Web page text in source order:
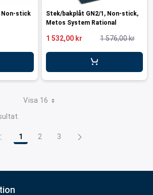
Non-stick
Stek/bakplåt GN2/1, Non-stick,
Metos System Rational
1 576,00 kr
1 532,00 kr
Visa 16
Sida
1 Sida
2 Sida
3